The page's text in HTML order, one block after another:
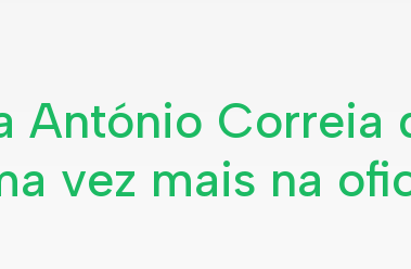
António Correia
vez mais na